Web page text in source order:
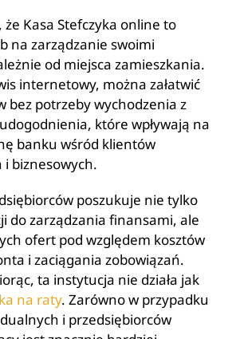
Kasa Stefczyka online to
na zarządzanie swoimi
od miejsca zamieszkania.
internetowy, można załatwić
bez potrzeby wychodzenia z
które wpływają na
banku wśród klientów
biznesowych.
poszukuje nie tylko
do zarządzania finansami, ale
ofert pod względem kosztów
i zaciągania zobowiązań.
ta instytucja nie działa jak
na raty. Zarówno w przypadku
i przedsiębiorców